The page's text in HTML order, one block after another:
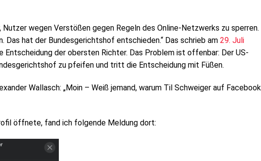
Nutzer wegen Verstößen gegen Regeln des Online-Netzwerks zu sperren.
Das hat der Bundesgerichtshof entschieden.“ Das schrieb am 29. Juli
Entscheidung der obersten Richter. Das Problem ist offenbar: Der US-
zu pfeifen und tritt die Entscheidung mit Füßen.
Wallasch: „Moin – Weiß jemand, warum Til Schweiger auf Facebook
öffnete, fand ich folgende Meldung dort: